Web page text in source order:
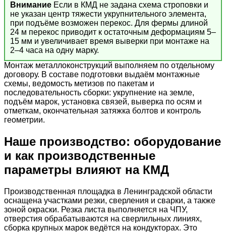
Внимание Если в КМД не задана схема строповки и
не указан центр тяжести укрупнительного элемента,
при подъёме возможен перекос. Для фермы длиной
24 м перекос приводит к остаточным деформациям 5–
15 мм и увеличивает время выверки при монтаже на
2–4 часа на одну марку.
Монтаж металлоконструкций выполняем по отдельному
договору. В составе подготовки выдаём монтажные
схемы, ведомость метизов по пакетам и
последовательность сборки: укрупнение на земле,
подъём марок, установка связей, выверка по осям и
отметкам, окончательная затяжка болтов и контроль
геометрии.
Наше производство: оборудование
и как производственные
параметры влияют на КМД
Производственная площадка в Ленинградской области
оснащена участками резки, сверления и сварки, а также
зоной окраски. Резка листа выполняется на ЧПУ,
отверстия обрабатываются на сверлильных линиях,
сборка крупных марок ведётся на кондукторах. Это